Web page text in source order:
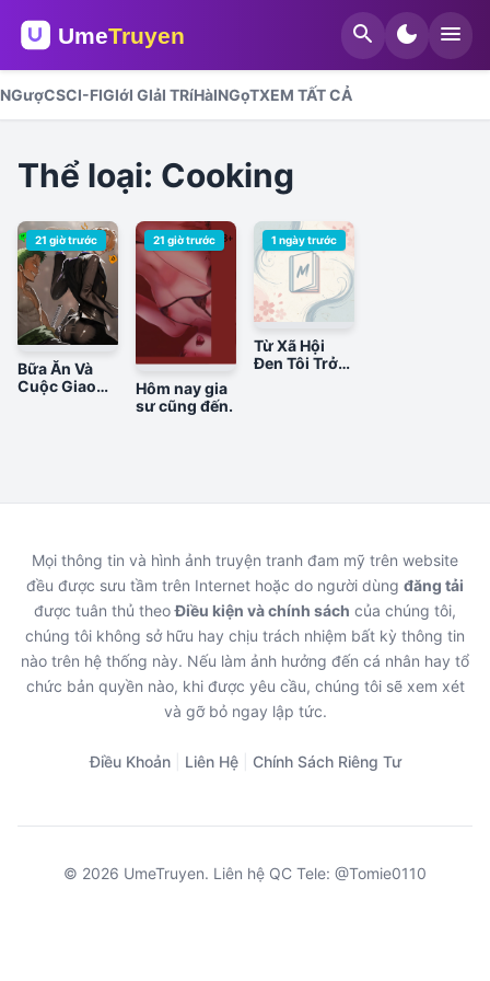
search dark_mode menu
NGượCSCI-FIGIớI GIảI TRíHàINGọTXEM TẤT CẢ
Thể loại: Cooking
21 giờ trước
Bữa Ăn Và
Cuộc Giao
21 giờ trước
Hôm nay gia
sư cũng đến.
1 ngày trước
Từ Xã Hội
Đen Tôi Trở
Mọi thông tin và hình ảnh truyện tranh đam mỹ trên website
đều được sưu tầm trên Internet hoặc do người dùng đăng tải
được tuân thủ theoĐiều kiện và chính sách của chúng tôi,
chúng tôi không sở hữu hay chịu trách nhiệm bất kỳ thông tin
nào trên hệ thống này. Nếu làm ảnh hưởng đến cá nhân hay tổ
chức bản quyền nào, khi được yêu cầu, chúng tôi sẽ xem xét
và gỡ bỏ ngay lập tức.
Điều Khoản Liên Hệ Chính Sách Riêng Tư
© 2026 UmeTruyen. Liên hệ QC Tele: @Tomie0110